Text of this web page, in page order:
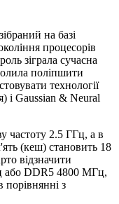
на базі
процесорів
зіграла сучасна
поліпшити
технології
і Gaussian & Neural
частоту 2.5 ГГц, а в
(кеш) становить 18
відзначити
або DDR5 4800 МГц,
з